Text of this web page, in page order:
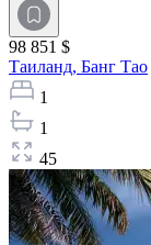
98 851 $
Таиланд, Банг Тао
1
1
45